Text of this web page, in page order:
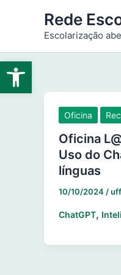
Abrir a
conteúdo
Rede
Escolarização
Oficina
Oficina
Uso do
línguas
10/10/2024 /uff
ChatGPT,